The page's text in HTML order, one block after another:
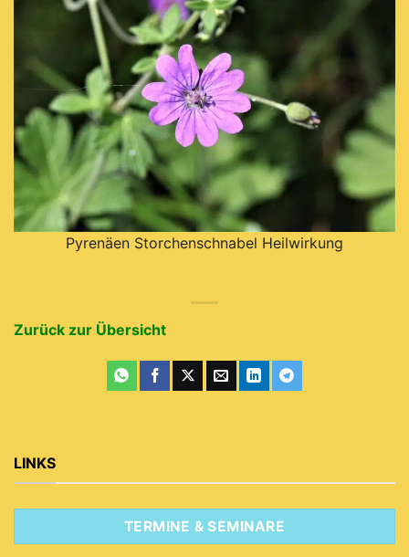
Pyrenäen Storchenschnabel Heilwirkung
Zurück zur Übersicht
LINKS
TERMINE & SEMINARE